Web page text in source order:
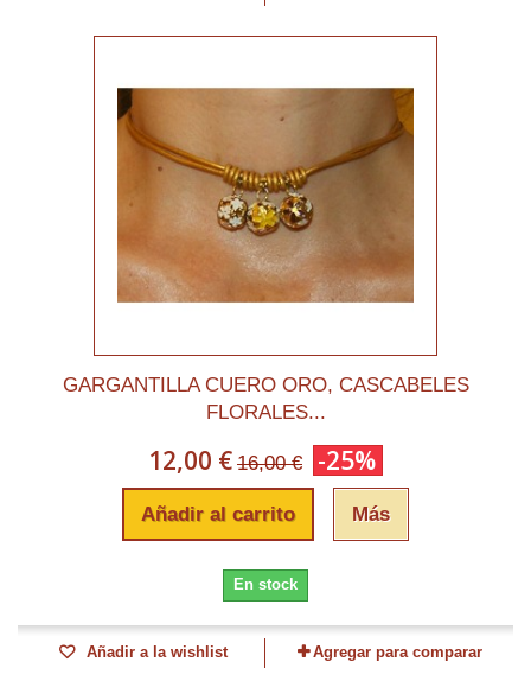
GARGANTILLA CUERO ORO, CASCABELES
FLORALES...
12,00 € 16,00 € -25%
Añadir al carrito Más
En stock
Añadir a la wishlist Agregar para comparar